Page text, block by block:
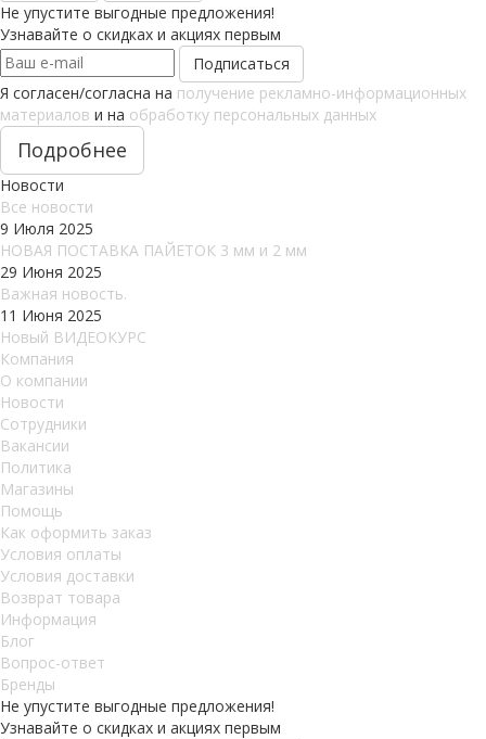
Не упустите выгодные предложения!
Узнавайте о скидках и акциях первым
Я согласен/согласна на получение рекламно-информационных
материалов и на обработку персональных данных
Подробнее
Новости
Все новости
9 Июля 2025
НОВАЯ ПОСТАВКА ПАЙЕТОК 3 мм и 2 мм
29 Июня 2025
Важная новость.
11 Июня 2025
Новый ВИДЕОКУРС
Компания
О компании
Новости
Сотрудники
Вакансии
Политика
Магазины
Помощь
Как оформить заказ
Условия оплаты
Условия доставки
Возврат товара
Информация
Блог
Вопрос-ответ
Бренды
Не упустите выгодные предложения!
Узнавайте о скидках и акциях первым